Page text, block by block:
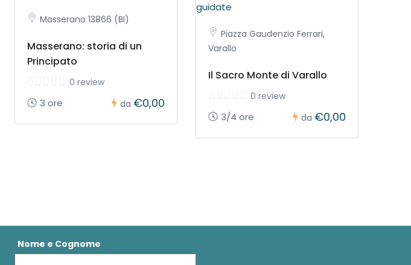
Masserano 13866 (BI)
Masserano: storia di un
Principato
0 review
3 ore da €0,00
Piazza Gaudenzio Ferrari,
Varallo
Il Sacro Monte di Varallo
0 review
3/4 ore da €0,00
Nome e Cognome